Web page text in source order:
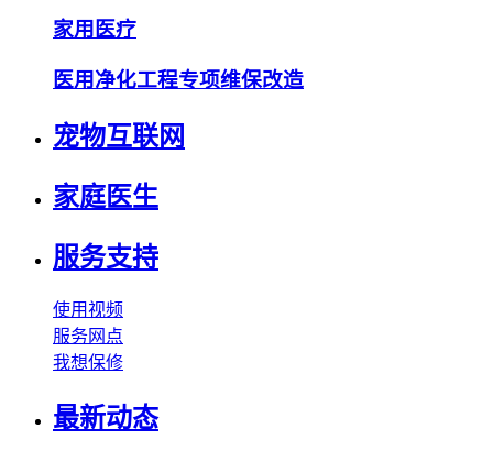
家用医疗
医用净化工程专项维保改造
宠物互联网
家庭医生
服务支持
使用视频
服务网点
我想保修
最新动态